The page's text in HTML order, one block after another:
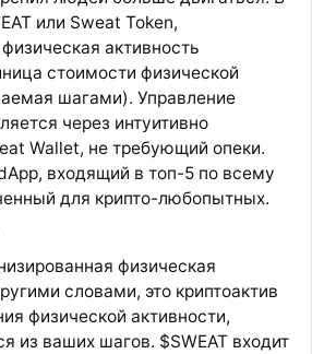
или Sweat Token,
активность
стоимости физической
шагами). Управление
через интуитивно
Wallet, не требующий опеки.
входящий в топ-5 по всему
для крипто-любопытных.
физическая
словами, это криптоактив
физической активности,
из ваших шагов. $SWEAT входит